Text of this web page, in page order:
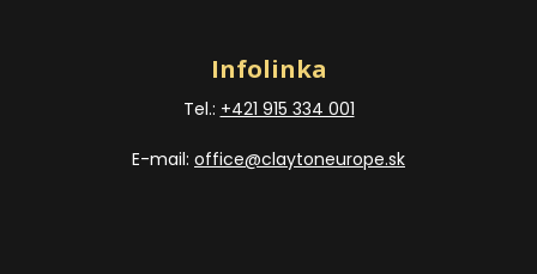
Infolinka
Tel.: +421 915 334 001
E-mail: office@claytoneurope.sk